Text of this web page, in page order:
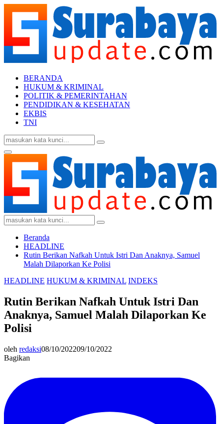
BERANDA
HUKUM & KRIMINAL
POLITIK & PEMERINTAHAN
PENDIDIKAN & KESEHATAN
EKBIS
TNI
Search
for:
Search
Facebook
Twitter
Youtube
Primary
Menu
Search
for:
Search
Beranda
HEADLINE
Rutin Berikan Nafkah Untuk Istri Dan Anaknya, Samuel
Malah Dilaporkan Ke Polisi
HEADLINE HUKUM & KRIMINAL INDEKS
Rutin Berikan Nafkah Untuk Istri Dan
Anaknya, Samuel Malah Dilaporkan Ke
Polisi
oleh redaksi08/10/202209/10/2022
Bagikan